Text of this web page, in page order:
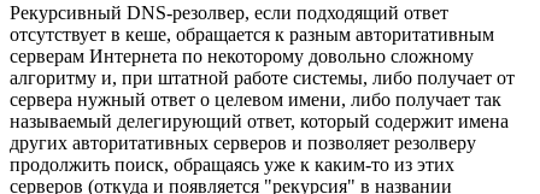
Рекурсивный DNS-резолвер, если подходящий ответ
отсутствует в кеше, обращается к разным авторитативным
серверам Интернета по некоторому довольно сложному
алгоритму и, при штатной работе системы, либо получает от
сервера нужный ответ о целевом имени, либо получает так
называемый делегирующий ответ, который содержит имена
других авторитативных серверов и позволяет резолверу
продолжить поиск, обращаясь уже к каким-то из этих
серверов (откуда и появляется "рекурсия" в названии